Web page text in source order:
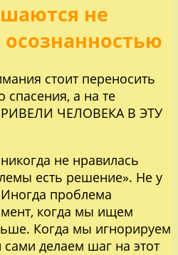
не
стоит переносить
спасения, а на те
ЧЕЛОВЕКА В ЭТУ
не нравилась
есть решение». Не у
проблема
когда мы ищем
Когда мы игнорируем
делаем шаг на этот